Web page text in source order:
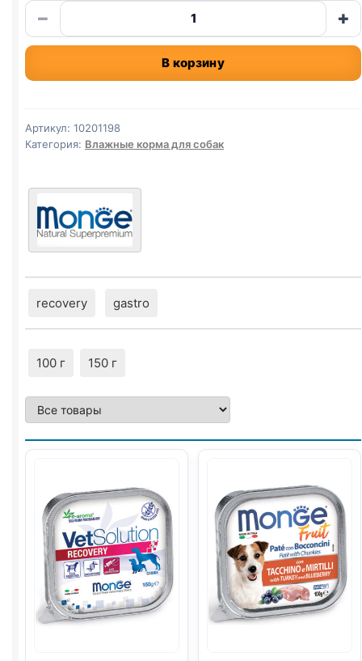
−
Количество
товара
Monge
(ТУНЕЦ)
100г
+
В корзину
Артикул: 10201198
Категория: Влажные корма для собак
recovery gastro
100 г 150 г